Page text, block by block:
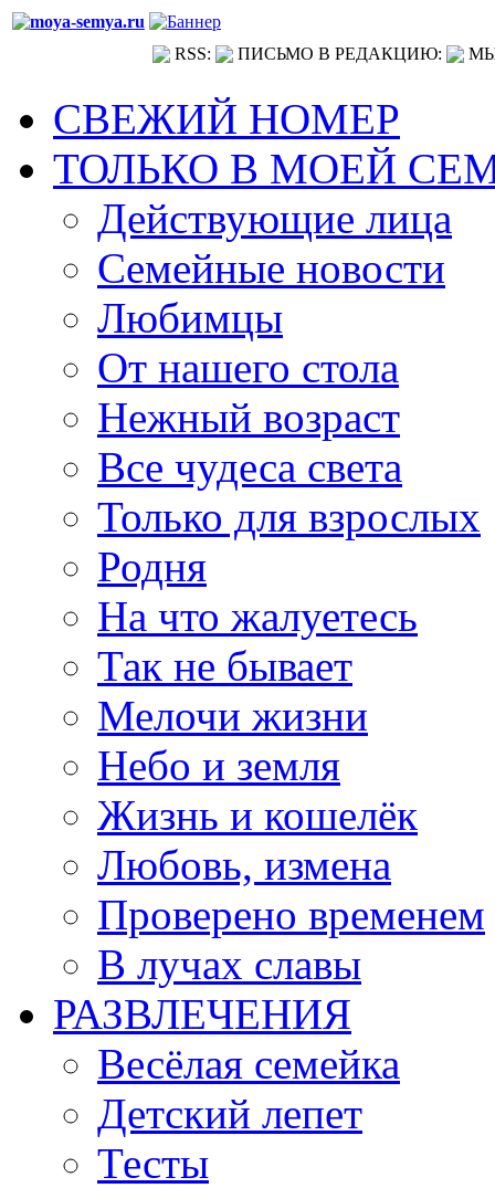
RSS: ПИСЬМО В РЕДАКЦИЮ:
СВЕЖИЙ НОМЕР
ТОЛЬКО В МОЕЙ
Действующие лица
Семейные новости
Любимцы
От нашего стола
Нежный возраст
Все чудеса света
Только для взрослых
Родня
На что жалуетесь
Так не бывает
Мелочи жизни
Небо и земля
Жизнь и кошелёк
Любовь, измена
Проверено временем
В лучах славы
РАЗВЛЕЧЕНИЯ
Весёлая семейка
Детский лепет
Тесты